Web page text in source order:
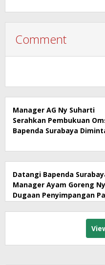
Comment
Manager AG Ny Suharti
Serahkan Pembukuan
Bapenda Surabaya
Datangi Bapenda
Manager Ayam Goreng
Dugaan Penyimpangan